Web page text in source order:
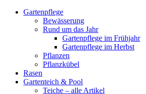
Gartenpflege
Bewässerung
Rund um das Jahr
Gartenpflege im Frühjahr
Gartenpflege im Herbst
Pflanzen
Pflanzkübel
Rasen
Gartenteich & Pool
Teiche – alle Artikel